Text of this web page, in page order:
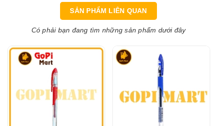
SẢN PHẨM LIÊN QUAN
Có phải bạn đang tìm những sản phẩm dưới đây